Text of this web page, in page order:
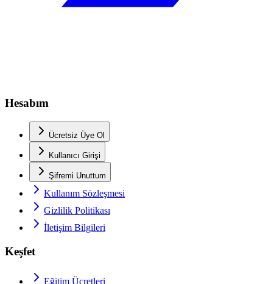
Hesabım
Ücretsiz Üye Ol
Kullanıcı Girişi
Şifremi Unuttum
Kullanım Sözleşmesi
Gizlilik Politikası
İletişim Bilgileri
Keşfet
Eğitim Ücretleri